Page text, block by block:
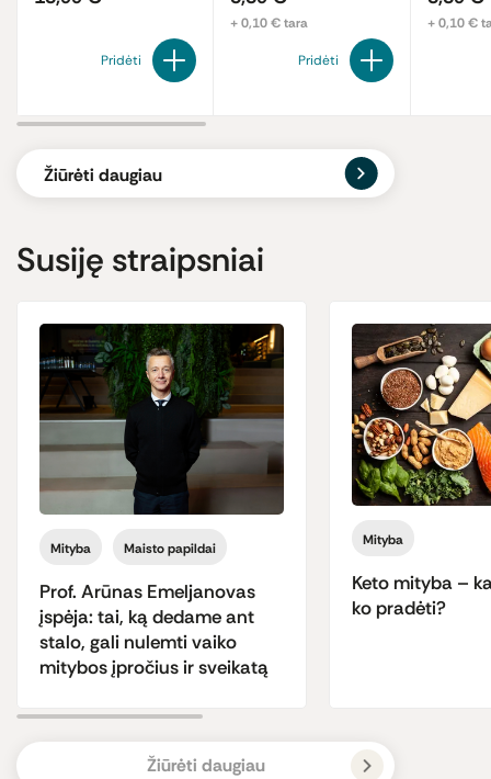
Pridėti
+ 0,10 € tara
Pridėti
+ 0,10 €
Žiūrėti daugiau
Susiję straipsniai
Mityba Maisto papildai
Prof. Arūnas Emeljanovas
įspėja: tai, ką dedame ant
stalo, gali nulemti vaiko
mitybos įpročius ir sveikatą
Mityba
Keto mityba –
ko pradėti?
Žiūrėti daugiau